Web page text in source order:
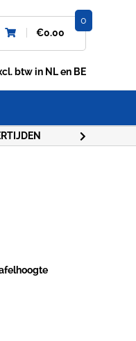
€0.00
0
btw in NL en BE